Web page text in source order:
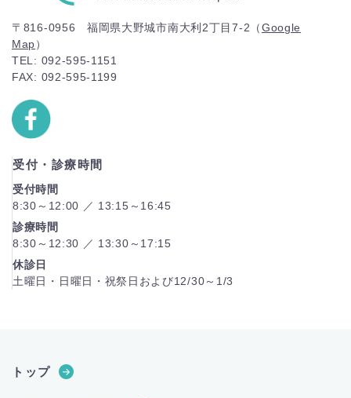
〒816-0956 福岡県大野城市南大利2丁目7-2（Google
Map）
TEL: 092-595-1151
FAX: 092-595-1199
受付・診療時間
受付時間
8:30～12:00 ／ 13:15～16:45
診療時間
8:30～12:30 ／ 13:30～17:15
休診日
土曜日・日曜日・祝祭日および12/30～1/3
トップ